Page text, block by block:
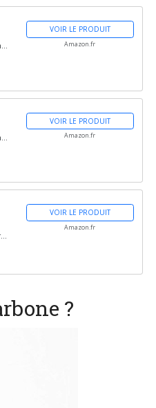
VOIR LE PRODUIT
Amazon.fr
VOIR LE PRODUIT
Amazon.fr
VOIR LE PRODUIT
Amazon.fr
?